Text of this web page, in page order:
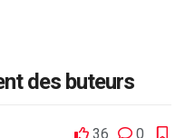
des buteurs
36 0